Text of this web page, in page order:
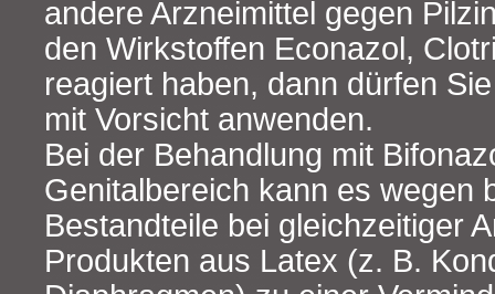
andere Arzneimittel gegen
den Wirkstoffen Econazol,
reagiert haben, dann dürfen
mit Vorsicht anwenden.
Bei der Behandlung mit
Genitalbereich kann es wegen
Bestandteile bei gleichzeitiger
Produkten aus Latex (z. B.